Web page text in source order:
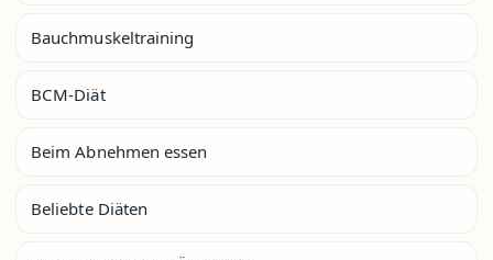
Bauchmuskeltraining
BCM-Diät
Beim Abnehmen essen
Beliebte Diäten